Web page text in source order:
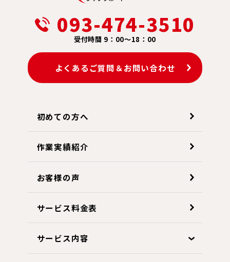
093-474-3510
受付時間 9：00～18：00
よくあるご質問＆お問い合わせ
初めての方へ
作業実績紹介
お客様の声
サービス料金表
サービス内容